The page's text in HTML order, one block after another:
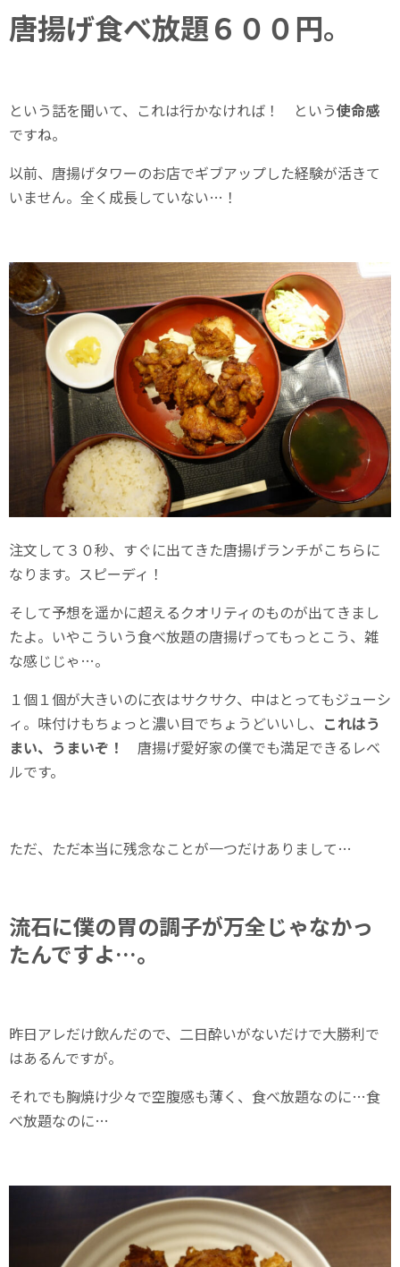
唐揚げ食べ放題６００円。
という話を聞いて、これは行かなければ！ という使命感
ですね。
以前、唐揚げタワーのお店でギブアップした経験が活きて
いません。全く成長していない…！
注文して３０秒、すぐに出てきた唐揚げランチがこちらに
なります。スピーディ！
そして予想を遥かに超えるクオリティのものが出てきまし
たよ。いやこういう食べ放題の唐揚げってもっとこう、雑
な感じじゃ…。
１個１個が大きいのに衣はサクサク、中はとってもジューシ
ィ。味付けもちょっと濃い目でちょうどいいし、 これはう
まい、うまいぞ！
唐揚げ愛好家の僕でも満足できるレベ
ルです。
ただ、ただ本当に残念なことが一つだけありまして…
流石に僕の胃の調子が万全じゃなかっ
たんですよ…。
昨日アレだけ飲んだので、二日酔いがないだけで大勝利で
はあるんですが。
それでも胸焼け少々で空腹感も薄く、食べ放題なのに…食
べ放題なのに…